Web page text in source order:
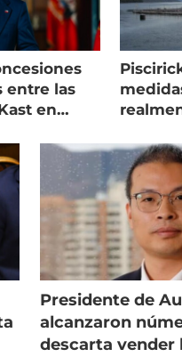
entre las
en
Presidente de
alcanzaron
descarta vender